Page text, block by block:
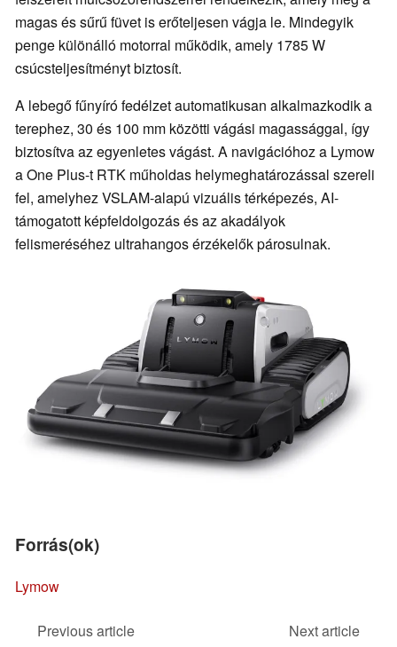
magas és sűrű füvet is erőteljesen vágja le. Mindegyik
penge különálló motorral működik, amely 1785 W
csúcsteljesítményt biztosít.
A lebegő fűnyíró fedélzet automatikusan alkalmazkodik a
terephez, 30 és 100 mm közötti vágási magassággal, így
biztosítva az egyenletes vágást. A navigációhoz a Lymow
a One Plus-t RTK műholdas helymeghatározással szereli
fel, amelyhez VSLAM-alapú vizuális térképezés, AI-
támogatott képfeldolgozás és az akadályok
felismeréséhez ultrahangos érzékelők párosulnak.
Forrás(ok)
Lymow
Previous article
Next article